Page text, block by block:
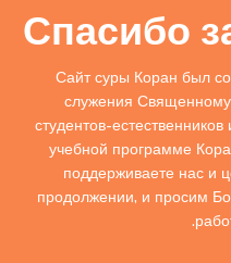
Спасибо
Сайт суры Коран был
служения
студентов-
учебной программе
поддерживаете нас и
продолжении, и просим